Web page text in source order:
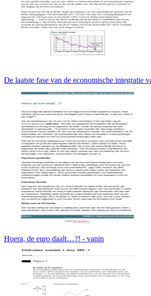
De laatste fase van de economische integratie
Hoera, de euro daalt…?! - vanin